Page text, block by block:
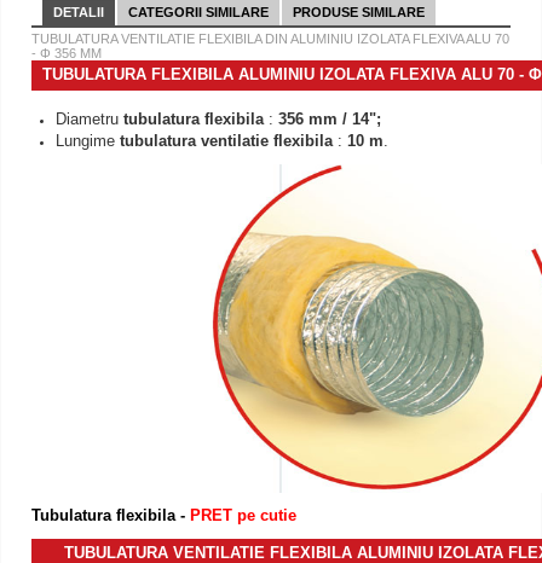
DETALII CATEGORII SIMILARE
PRODUSE SIMILARE
TUBULATURA VENTILATIE FLEXIBILA DIN ALUMINIU IZOLATA FLEXIVA ALU 70
- Φ 356 MM
TUBULATURA FLEXIBILA ALUMINIU IZOLATA FLEXIVA ALU 70 -
Diametru tubulatura flexibila : 356 mm / 14";
Lungime tubulatura ventilatie flexibila : 10 m.
Tubulatura flexibila - PRET pe cutie
TUBULATURA VENTILATIE FLEXIBILA ALUMINIU IZOLATA